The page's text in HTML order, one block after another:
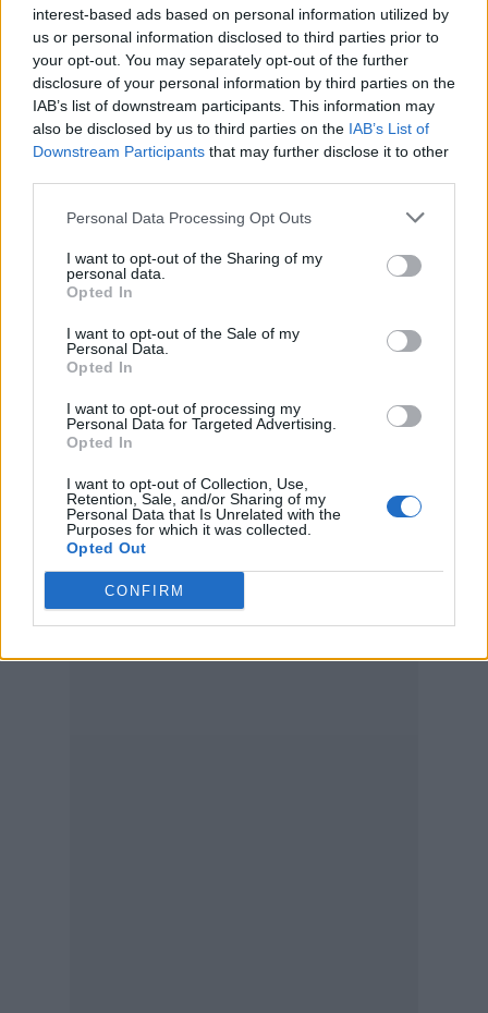
interest-based ads based on personal information utilized by
us or personal information disclosed to third parties prior to
your opt-out. You may separately opt-out of the further
disclosure of your personal information by third parties on the
IAB’s list of downstream participants. This information may
also be disclosed by us to third parties on the IAB’s List of
Downstream Participants that may further disclose it to other
Personal Data Processing Opt Outs
I want to opt-out of the Sharing of my
personal data.
Opted In
I want to opt-out of the Sale of my
Personal Data.
Opted In
I want to opt-out of processing my
Personal Data for Targeted Advertising.
Opted In
I want to opt-out of Collection, Use,
Retention, Sale, and/or Sharing of my
Personal Data that Is Unrelated with the
Purposes for which it was collected.
Opted Out
CONFIRM
Com aconseguir un descompte per Illa
Fantasia?
Per celebrar l'inici de la temporada, elCarnet Jove
ofereix un descompte del 10% en l'entrada dels
mesos de juliol i agost de la temporada 2025. A través
descompte. Pots comprar les entrades
presencialment a taquilles o bé enlínia
imprescindible presentar el Carnet Jove
en accedir
al parc, en cas contrari s'haurà d'abonar la diferència a
taquilles.